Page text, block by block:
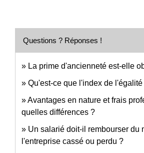
Questions ? Réponses !
La prime d'ancienneté est-elle
Qu'est-ce que l'index de
Avantages en nature et frais
quelles différences ?
Un salarié doit-il rembourser du
l'entreprise cassé ou perdu ?